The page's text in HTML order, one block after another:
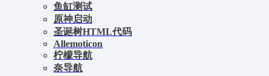
鱼缸测试
原神启动
圣诞树HTML代码
Allemoticon
柠檬导航
奈导航